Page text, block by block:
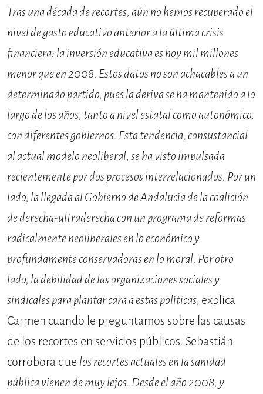
Tras una década de recortes, aún no hemos recuperado el
nivel de gasto educativo anterior a la última crisis
financiera: la inversión educativa es hoy mil millones
menor que en 2008. Estos datos no son achacables a un
determinado partido, pues la deriva se ha mantenido a lo
largo de los años, tanto a nivel estatal como autonómico,
con diferentes gobiernos. Esta tendencia, consustancial
al actual modelo neoliberal, se ha visto impulsada
recientemente por dos procesos interrelacionados. Por un
lado, la llegada al Gobierno de Andalucía de la coalición
de derecha-ultraderecha con un programa de reformas
radicalmente neoliberales en lo económico y
profundamente conservadoras en lo moral. Por otro
lado, la debilidad de las organizaciones sociales y
sindicales para plantar cara a estas políticas, explica
Carmen cuando le preguntamos sobre las causas
de los recortes en servicios públicos. Sebastián
corrobora que los recortes actuales en la sanidad
pública vienen de muy lejos. Desde el año 2008, y